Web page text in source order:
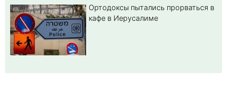
Ортодоксы пытались прорваться в
кафе в Иерусалиме